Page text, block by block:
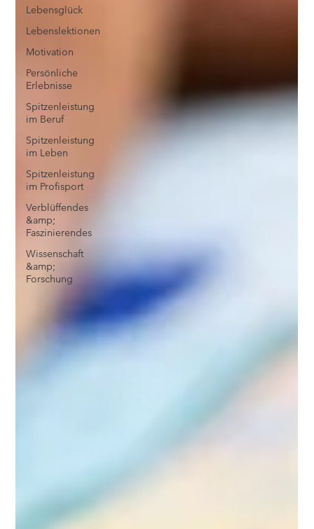
Lebensglück
Lebenslektionen
Motivation
Persönliche
Erlebnisse
Spitzenleistung
im Beruf
Spitzenleistung
im Leben
Spitzenleistung
im Profisport
Verblüffendes
&amp;
Faszinierendes
Wissenschaft
&amp;
Forschung